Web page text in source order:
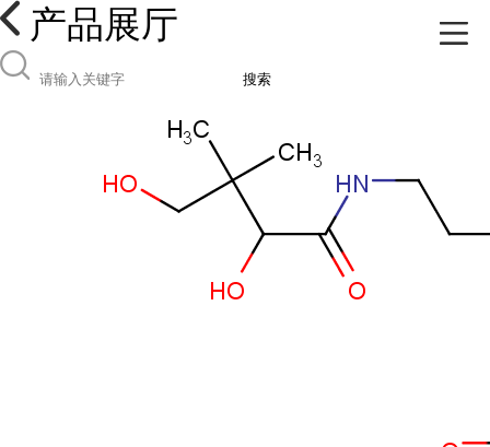
产品展厅
搜索